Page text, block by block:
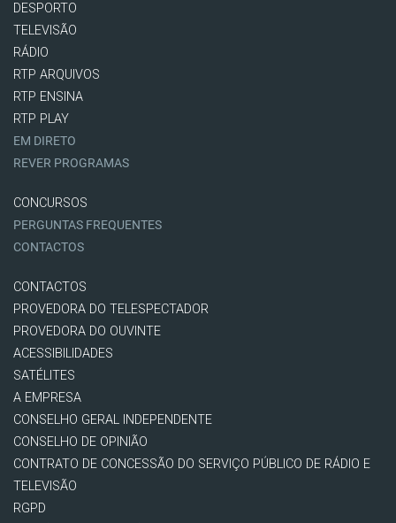
DESPORTO
TELEVISÃO
RÁDIO
RTP ARQUIVOS
RTP ENSINA
RTP PLAY
EM DIRETO
REVER PROGRAMAS
CONCURSOS
PERGUNTAS FREQUENTES
CONTACTOS
CONTACTOS
PROVEDORA DO TELESPECTADOR
PROVEDORA DO OUVINTE
ACESSIBILIDADES
SATÉLITES
A EMPRESA
CONSELHO GERAL INDEPENDENTE
CONSELHO DE OPINIÃO
CONTRATO DE CONCESSÃO DO SERVIÇO PÚBLICO DE RÁDIO E
TELEVISÃO
RGPD